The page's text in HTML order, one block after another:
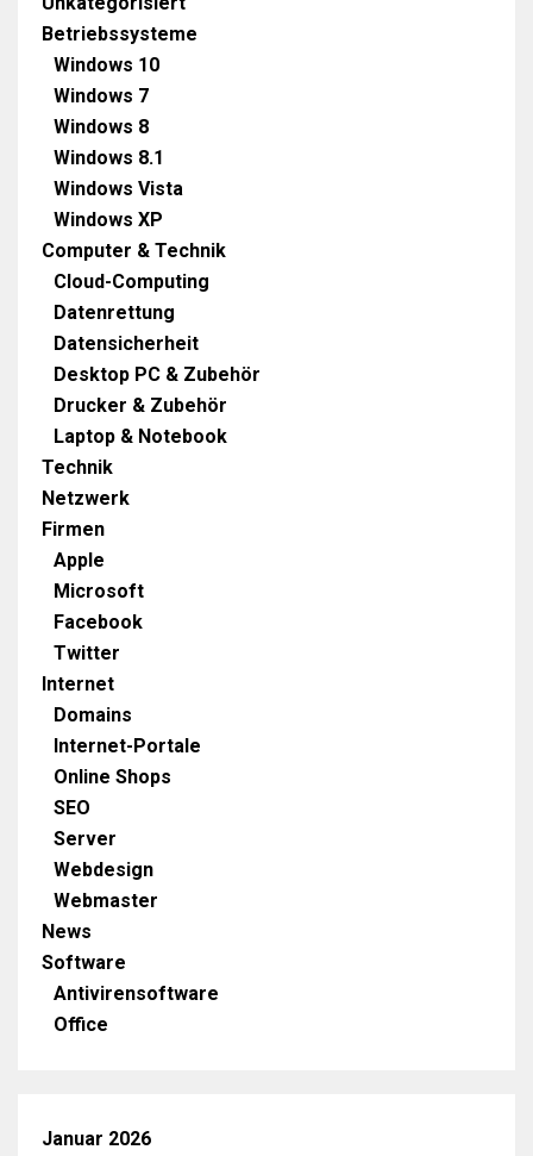
Betriebssysteme
Windows 10
Windows 7
Windows 8
Windows 8.1
Windows Vista
Windows XP
Computer & Technik
Cloud-Computing
Datenrettung
Datensicherheit
Desktop PC & Zubehör
Drucker & Zubehör
Laptop & Notebook
Technik
Netzwerk
Firmen
Apple
Microsoft
Facebook
Twitter
Internet
Domains
Internet-Portale
Online Shops
SEO
Server
Webdesign
Webmaster
News
Software
Antivirensoftware
Office
Januar 2026